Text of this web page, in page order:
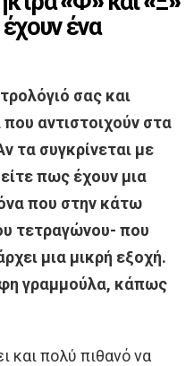
ένα
σας και
αντιστοιχούν στα
τα συγκρίνεται με
πως έχουν μια
που στην κάτω
τετραγώνου- που
μια μικρή εξοχή.
γραμμούλα, κάπως
και πολύ πιθανό να